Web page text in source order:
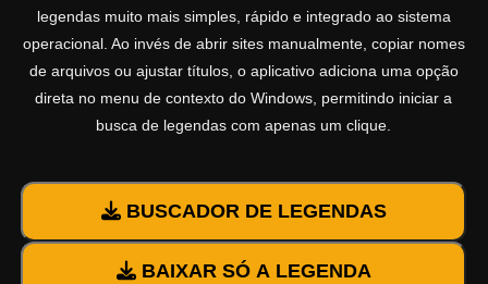
legendas muito mais simples, rápido e integrado ao sistema
operacional. Ao invés de abrir sites manualmente, copiar nomes
de arquivos ou ajustar títulos, o aplicativo adiciona uma opção
direta no menu de contexto do Windows, permitindo iniciar a
busca de legendas com apenas um clique.
BUSCADOR DE LEGENDAS
BAIXAR SÓ A LEGENDA